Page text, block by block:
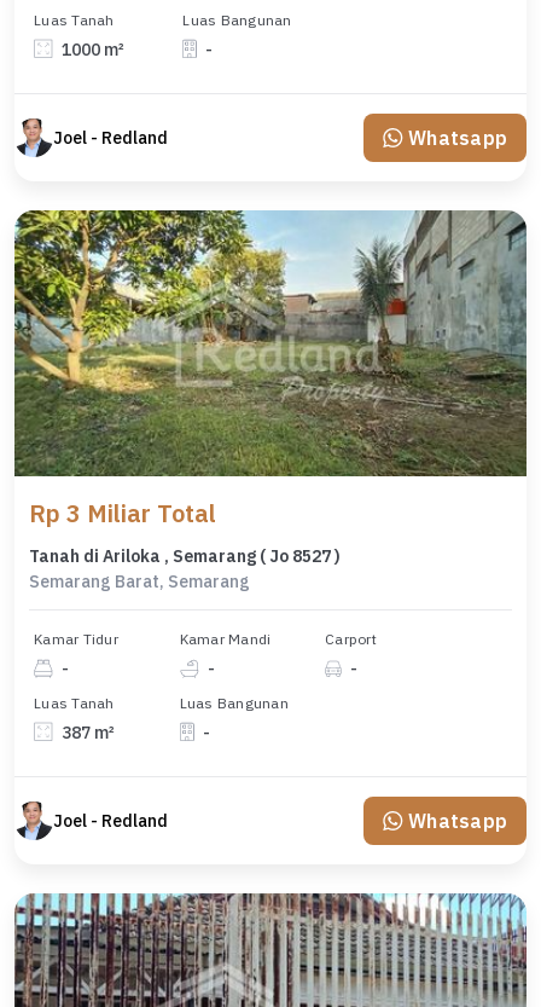
Luas Tanah
1000 m²
Luas Bangunan
-
Joel - Redland Whatsapp
Rp 3 Miliar Total
Tanah di Ariloka , Semarang ( Jo 8527 )
Semarang Barat, Semarang
Kamar Tidur
-
Kamar Mandi
-
Carport
-
Luas Tanah
387 m²
Luas Bangunan
-
Joel - Redland Whatsapp